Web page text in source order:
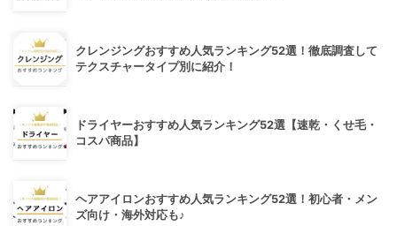
クレンジングおすすめ人気ランキング52選！徹底調査して
テクスチャータイプ別に紹介！
ドライヤーおすすめ人気ランキング52選【速乾・くせ毛・
コスパ商品】
ヘアアイロンおすすめ人気ランキング52選！初心者・メン
ズ向け・海外対応も♪